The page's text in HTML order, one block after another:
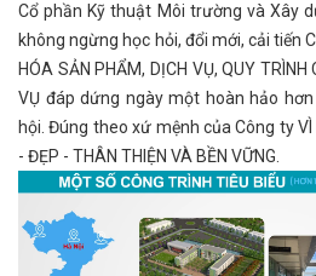
Cổ phần Kỹ thuật Môi trường và Xây
không ngừng học hỏi, đổi mới, cải tiến
HÓA SẢN PHẨM, DỊCH VỤ, QUY TRÌNH
VỤ đáp dứng ngày một hoàn hảo
hội. Đúng theo xứ mệnh của Công ty VÌ
- ĐẸP - THÂN THIỆN VÀ BỀN VỮNG.